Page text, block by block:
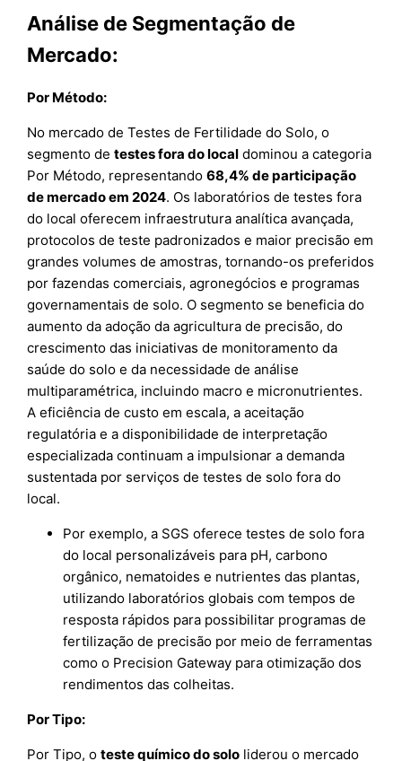
Análise de Segmentação de
Mercado:
Por Método:
No mercado de Testes de Fertilidade do Solo, o
segmento detestes fora do local dominou a categoria
Por Método, representando68,4% de participação
de mercado em 2024. Os laboratórios de testes fora
do local oferecem infraestrutura analítica avançada,
protocolos de teste padronizados e maior precisão em
grandes volumes de amostras, tornando-os preferidos
por fazendas comerciais, agronegócios e programas
governamentais de solo. O segmento se beneficia do
aumento da adoção da agricultura de precisão, do
crescimento das iniciativas de monitoramento da
saúde do solo e da necessidade de análise
multiparamétrica, incluindo macro e micronutrientes.
A eficiência de custo em escala, a aceitação
regulatória e a disponibilidade de interpretação
especializada continuam a impulsionar a demanda
sustentada por serviços de testes de solo fora do
local.
Por exemplo, a SGS oferece testes de solo fora
do local personalizáveis para pH, carbono
orgânico, nematoides e nutrientes das plantas,
utilizando laboratórios globais com tempos de
resposta rápidos para possibilitar programas de
fertilização de precisão por meio de ferramentas
como o Precision Gateway para otimização dos
rendimentos das colheitas.​
Por Tipo:
Por Tipo, oteste químico do solo liderou o mercado